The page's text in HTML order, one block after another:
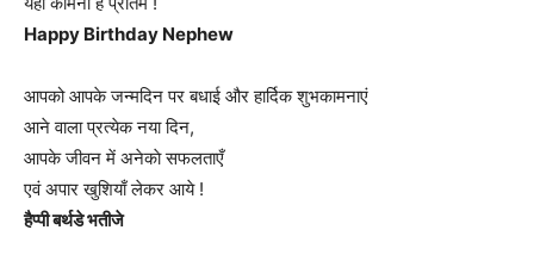
Happy Birthday Nephew
आपको आपके जन्मदिन पर बधाई और हार्दिक शुभकामनाएं
आने वाला प्रत्येक नया दिन,
आपके जीवन में अनेकाे सफलताएँ
एवं अपार खुशियाँ लेकर आये !
हैप्पी बर्थडे भतीजे